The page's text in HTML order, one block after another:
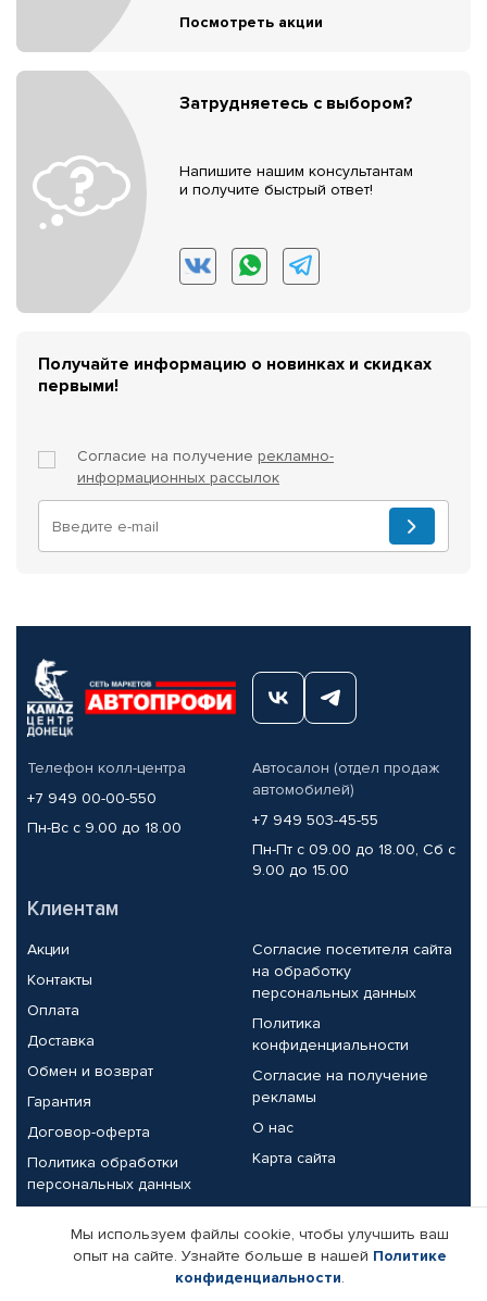
Посмотреть акции
Затрудняетесь с выбором?
Напишите нашим консультантам
и получите быстрый ответ!
Получайте информацию о новинках и скидках
первыми!
Согласие на получение рекламно-
информационных рассылок
Телефон колл-центра
+7 949 00-00-550
Пн-Вс с 9.00 до 18.00
Автосалон (отдел продаж
автомобилей)
+7 949 503-45-55
Пн-Пт с 09.00 до 18.00, Сб с
9.00 до 15.00
Клиентам
Акции
Контакты
Оплата
Доставка
Обмен и возврат
Гарантия
Договор-оферта
Политика обработки
персональных данных
Согласие посетителя сайта
на обработку
персональных данных
Политика
конфиденциальности
Согласие на получение
рекламы
О нас
Карта сайта
Партнерам
Корпоративным клиентам
Реквизиты компании
Мы используем файлы cookie, чтобы улучшить ваш
опыт на сайте. Узнайте больше в нашей Политике
конфиденциальности.